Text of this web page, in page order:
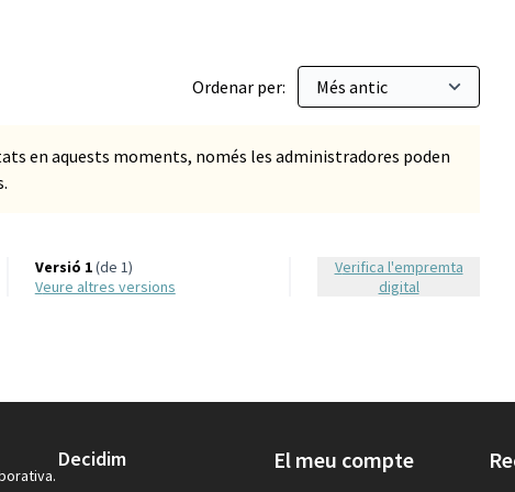
Ordenar per:
en aquests moments, només les administradores poden
Versió 1(de 1)
veure altres versions
Verifica l'empremta
digital
Decidim El meu compte